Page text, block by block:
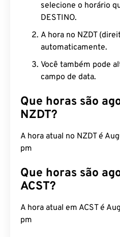
selecione o horário
DESTINO.
A hora no NZDT
automaticamente.
Você também pode
campo de data.
Que horas são
NZDT?
A hora atual no NZDT é
pm
Que horas são
ACST?
A hora atual em ACST é
pm